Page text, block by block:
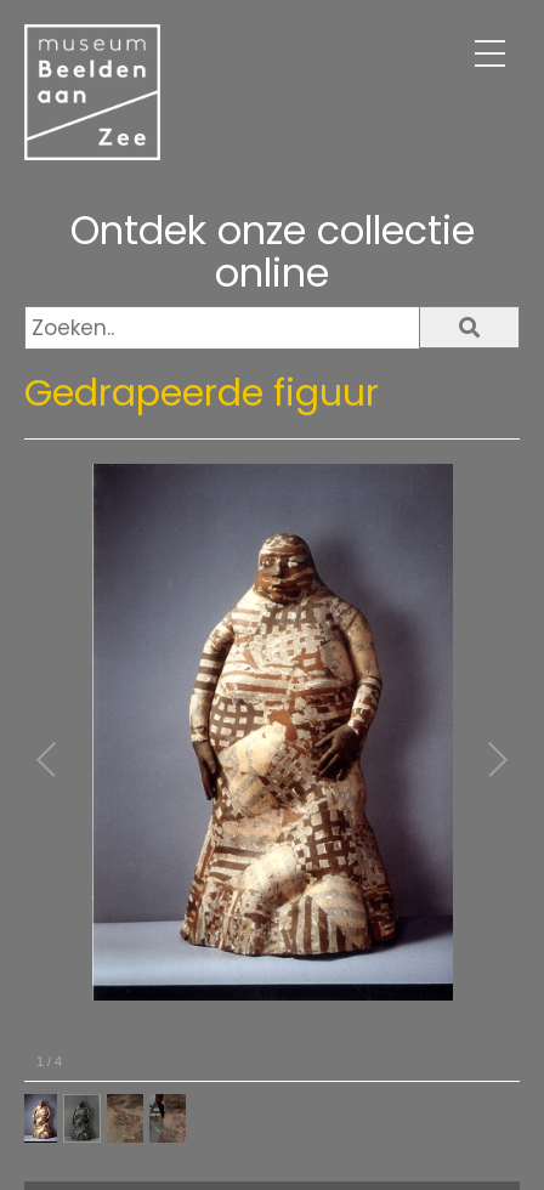
Ontdek onze collectie
online
Gedrapeerde figuur
1 / 4